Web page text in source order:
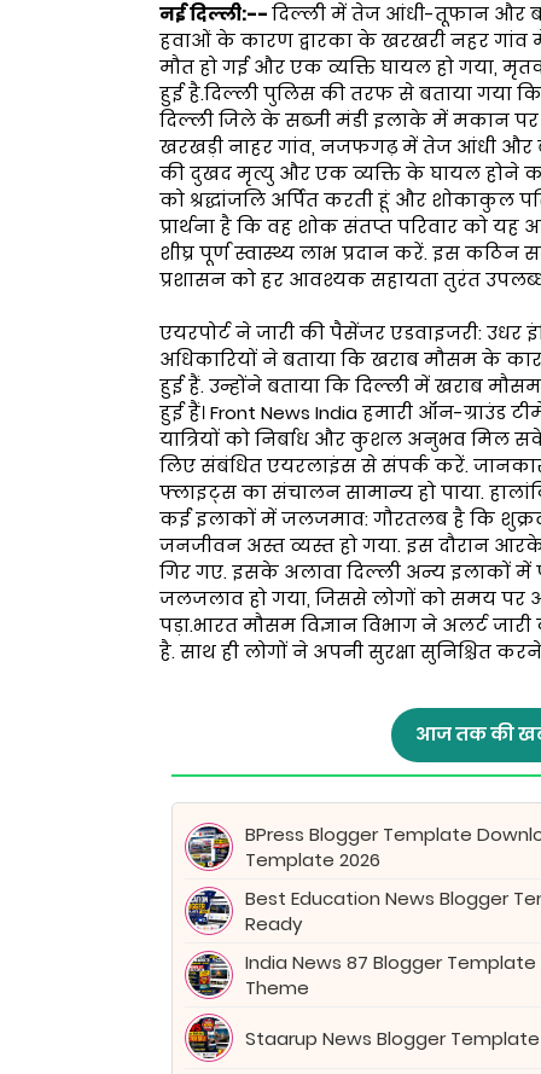
नई दिल्ली:--दिल्ली में तेज आंधी-तूफान और
हवाओं के कारण द्वारका के खरखरी नहर
मौत हो गई और एक व्यक्ति घायल हो गया,
हुई है.दिल्ली पुलिस की तरफ से बताया गया
दिल्ली जिले के सब्जी मंडी इलाके में मकान
खरखड़ी नाहर गांव, नजफगढ़ में तेज आंधी और
की दुखद मृत्यु और एक व्यक्ति के घायल होने
को श्रद्धांजलि अर्पित करती हूं और शोकाकुल
प्रार्थना है कि वह शोक संतप्त परिवार को
शीघ्र पूर्ण स्वास्थ्य लाभ प्रदान करें. इस
प्रशासन को हर आवश्यक सहायता तुरंत
एयरपोर्ट ने जारी की पैसेंजर एडवाइजरी: उधर
अधिकारियों ने बताया कि खराब मौसम के
हुई हैं. उन्होंने बताया कि दिल्ली में खराब
हुई हैं। Front News India हमारी ऑन-ग्राउंड
यात्रियों को निर्बाध और कुशल अनुभव मिल
लिए संबंधित एयरलाइंस से संपर्क करें.
फ्लाइट्स का संचालन सामान्य हो पाया.
कई इलाकों में जलजमाव: गौरतलब है कि
जनजीवन अस्त व्यस्त हो गया. इस दौरान
गिर गए. इसके अलावा दिल्ली अन्य इलाकों
जलजलाव हो गया, जिससे लोगों को समय पर
पड़ा.भारत मौसम विज्ञान विभाग ने अलर्ट
है. साथ ही लोगों ने अपनी सुरक्षा सुनिश्चित
आज तक की
BPress Blogger Template
Template 2026
Best Education News Blogger
Ready
India News 87 Blogger Template
Theme
Staarup News Blogger